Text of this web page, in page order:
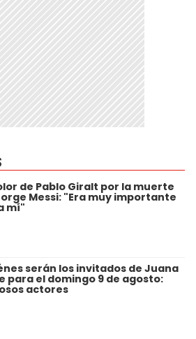
de Pablo Giralt por la muerte
Messi: "Era muy importante
mí"
serán los invitados de Juana
para el domingo 9 de agosto:
actores